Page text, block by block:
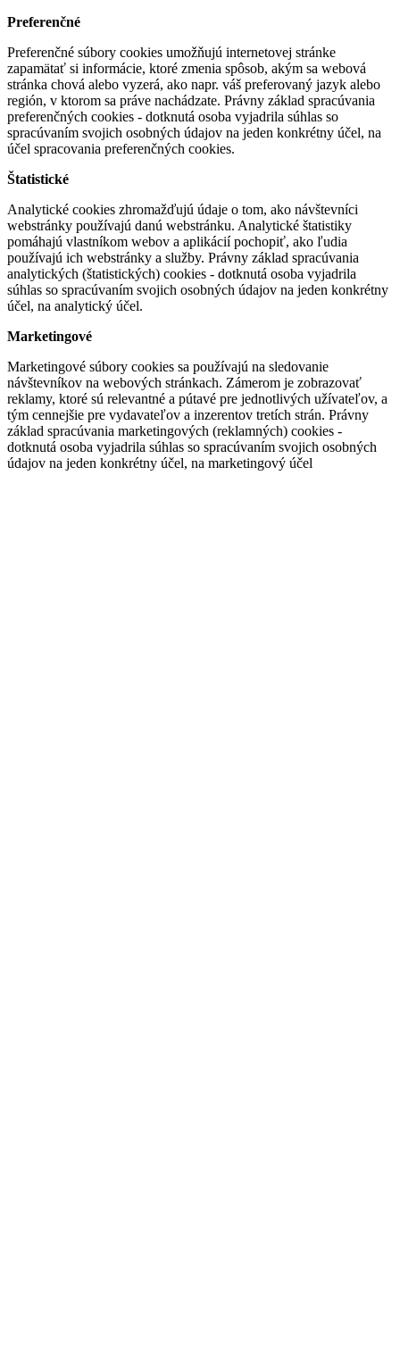
Preferenčné
Preferenčné súbory cookies umožňujú internetovej stránke
zapamätať si informácie, ktoré zmenia spôsob, akým sa webová
stránka chová alebo vyzerá, ako napr. váš preferovaný jazyk alebo
región, v ktorom sa práve nachádzate. Právny základ spracúvania
preferenčných cookies - dotknutá osoba vyjadrila súhlas so
spracúvaním svojich osobných údajov na jeden konkrétny účel, na
účel spracovania preferenčných cookies.
Štatistické
Analytické cookies zhromažďujú údaje o tom, ako návštevníci
webstránky používajú danú webstránku. Analytické štatistiky
pomáhajú vlastníkom webov a aplikácií pochopiť, ako ľudia
používajú ich webstránky a služby. Právny základ spracúvania
analytických (štatistických) cookies - dotknutá osoba vyjadrila
súhlas so spracúvaním svojich osobných údajov na jeden konkrétny
účel, na analytický účel.
Marketingové
Marketingové súbory cookies sa používajú na sledovanie
návštevníkov na webových stránkach. Zámerom je zobrazovať
reklamy, ktoré sú relevantné a pútavé pre jednotlivých užívateľov, a
tým cennejšie pre vydavateľov a inzerentov tretích strán. Právny
základ spracúvania marketingových (reklamných) cookies -
dotknutá osoba vyjadrila súhlas so spracúvaním svojich osobných
údajov na jeden konkrétny účel, na marketingový účel